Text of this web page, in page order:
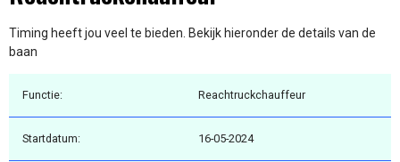
Timing heeft jou veel te bieden. Bekijk hieronder de details van de
baan
Functie: Reachtruckchauffeur
Startdatum: 16-05-2024